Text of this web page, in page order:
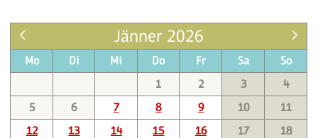
Jänner 2026
Mo Di Mi Do Fr Sa
So
1
2 3
4
5
6 7 8 9 10
11
12
13 14 15 16 17
18